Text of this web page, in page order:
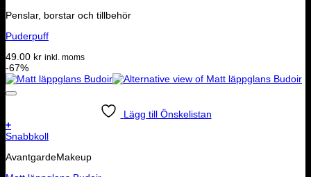
Penslar, borstar och tillbehör
Puderpuff
49.00 kr inkl. moms
-67%
Lägg till Önskelistan
+
Snabbkoll
AvantgardeMakeup